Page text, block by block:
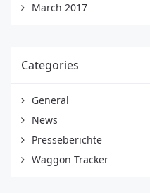
March 2017
Categories
General
News
Presseberichte
Waggon Tracker